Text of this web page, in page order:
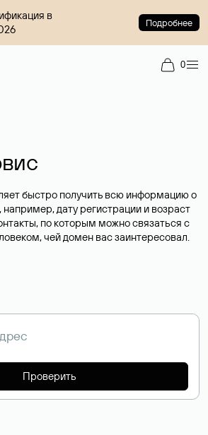
в
Подробнее
0
быстро получить всю информацию о
дату регистрации и возраст
по которым можно связаться с
чей домен вас заинтересовал.
Проверить